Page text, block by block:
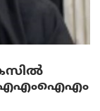
എഐഎംഐഎം